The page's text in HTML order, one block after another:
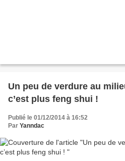
Un peu de verdure au
c’est plus feng shui !
Publié le 01/12/2014 à 16:52
Par Yanndac